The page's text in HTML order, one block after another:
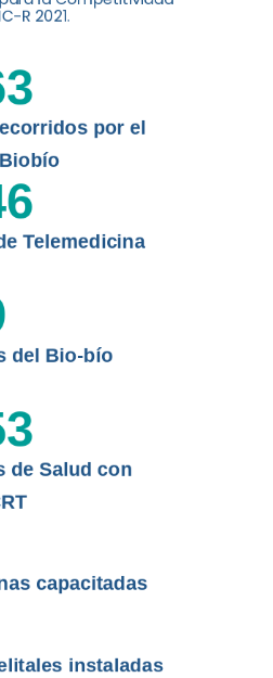
habitantes...
R 2021.
por el
Telemedicina
del Bio-bío
de Salud con
capacitadas
instaladas